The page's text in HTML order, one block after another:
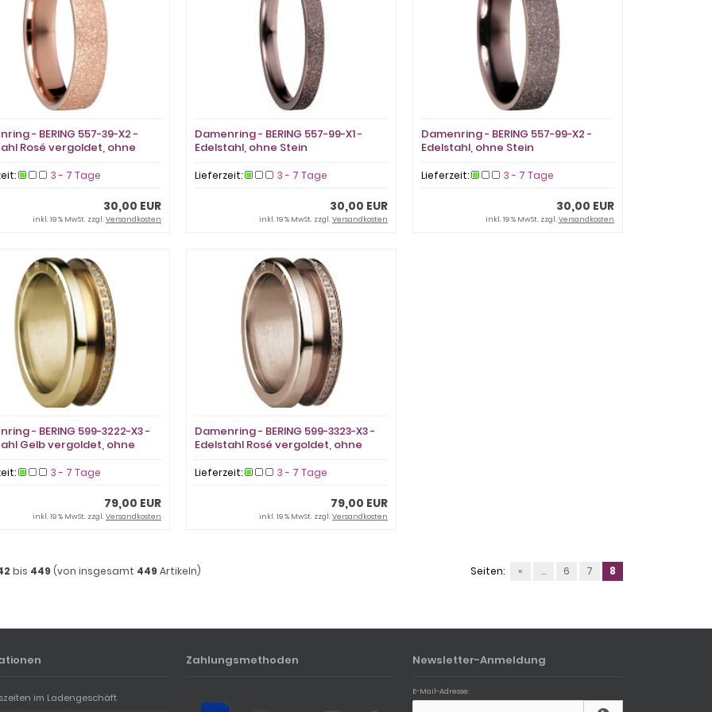
- BERING 557-39-X2 -
Rosé vergoldet, ohne
3 - 7 Tage
30,00 EUR
inkl. 19 % MwSt. zzgl.Versandkosten
Damenring - BERING 557-99-X1 -
Edelstahl, ohne Stein
Lieferzeit: 3 - 7 Tage
30,00 EUR
inkl. 19 % MwSt. zzgl.Versandkosten
Damenring - BERING 557-99-X2 -
Edelstahl, ohne Stein
Lieferzeit: 3 - 7 Tage
30,00 EUR
inkl. 19 % MwSt. zzgl.Versandkosten
- BERING 599-3222-X3 -
Gelb vergoldet, ohne
3 - 7 Tage
79,00 EUR
inkl. 19 % MwSt. zzgl.Versandkosten
Damenring - BERING 599-3323-X3 -
Edelstahl Rosé vergoldet, ohne
Lieferzeit: 3 - 7 Tage
79,00 EUR
inkl. 19 % MwSt. zzgl.Versandkosten
bis 449 (von insgesamt 449 Artikeln) Seiten: « ... 6 7 8
im Ladengeschäft
Zahlungsmethoden Newsletter-Anmeldung
E-Mail-Adresse: